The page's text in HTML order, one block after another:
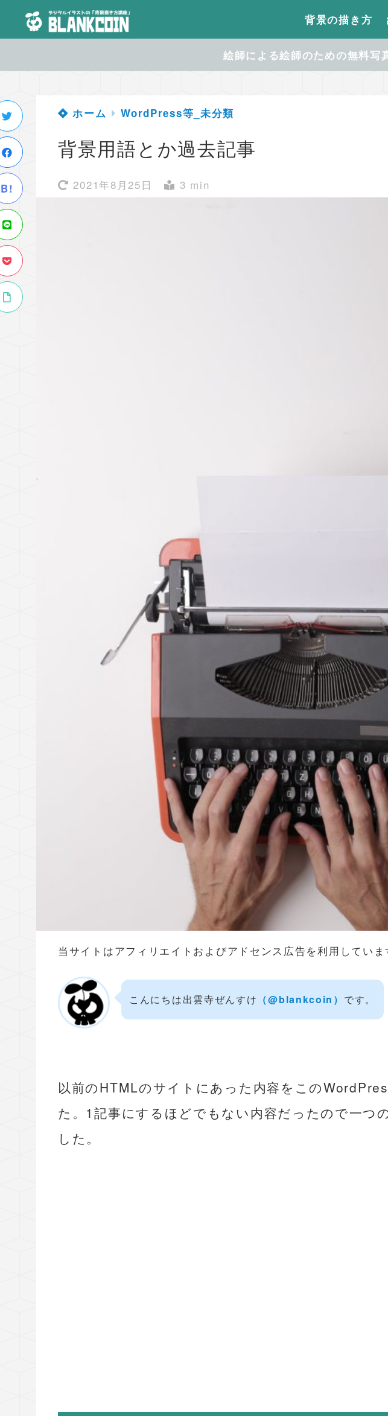
背景の描き方
絵師による絵師のための無料
B!
ホーム WordPress等_未分類
背景用語とか過去記事
2021年8月25日 3 min
当サイトはアフィリエイトおよびアドセンス広告を利用していま
こんにちは出雲寺ぜんすけ （‎@blankcoin） です。
以前のHTMLのサイトにあった内容をこの
た。1記事にするほどでもない内容だったので一つ
した。